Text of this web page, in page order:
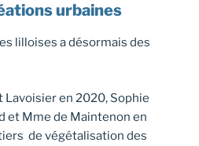
urbaines
lilloises a désormais des
Lavoisier en 2020, Sophie
et Mme de Maintenon en
de végétalisation des